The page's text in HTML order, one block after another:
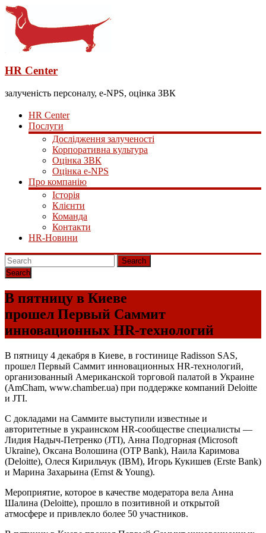
HR Center
залученість персоналу, e-NPS, оцінка ЗВК
HR Center
Послуги
Дослідження залученості
Корпоративна культура
Оцінка ЗВК
Оцінка e-NPS
Про компанію
Історія
Клієнти
Команда
Контакти
HR-Новини
Search
В пятницу в Киеве
прошел Первый Саммит
инновационных HR-технологий
В пятницу 4 декабря в Киеве, в гоcтинице Radisson SAS,
прошел Первый Саммит инновационных HR-технологий,
организованный Американской торговой палатой в Украине
(AmCham, www.chamber.ua) при поддержке компаний Deloitte
и JTI.
С докладами на Саммите выступили известные и
авторитетные в украинском HR-сообществе специалисты —
Лидия Надыч-Петренко (JTI), Анна Подгорная (Microsoft
Ukraine), Оксана Волошина (OTP Bank), Наила Каримова
(Deloitte), Олеся Кирильчук (IBM), Игорь Кукишев (Erste Bank)
и Марина Захарьина (Ernst & Young).
Мероприятие, которое в качестве модератора вела Анна
Шалина (Deloitte), прошло в позитивной и открытой
атмосфере и привлекло более 50 участников.